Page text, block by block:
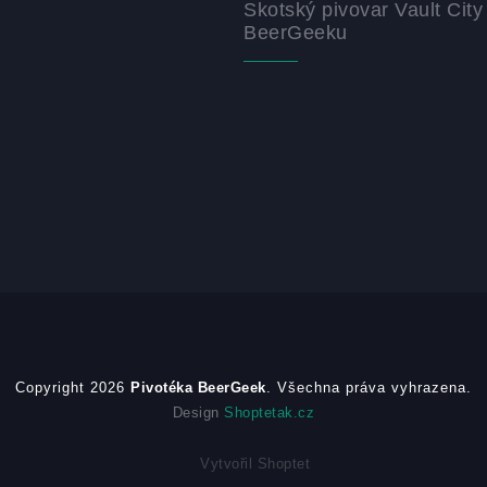
Skotský pivovar Vault City
BeerGeeku
Copyright 2026Pivotéka BeerGeek . Všechna práva vyhrazena.
Design Shoptetak.cz
Vytvořil Shoptet